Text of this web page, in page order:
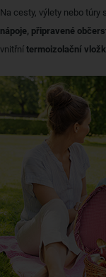
Na cesty, výlety nebo túry
nápoje, připravené
vnitřní termoizolační